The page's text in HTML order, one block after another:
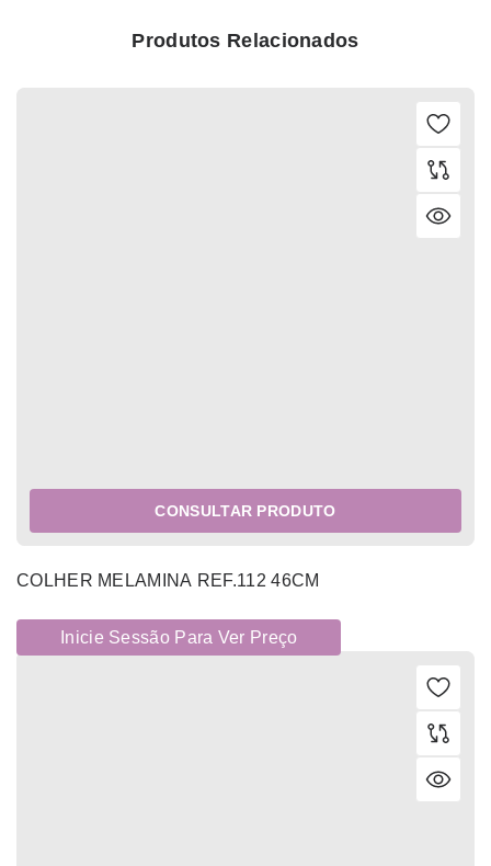
Produtos Relacionados
CONSULTAR PRODUTO
COLHER MELAMINA REF.112 46CM
Inicie Sessão Para Ver Preço